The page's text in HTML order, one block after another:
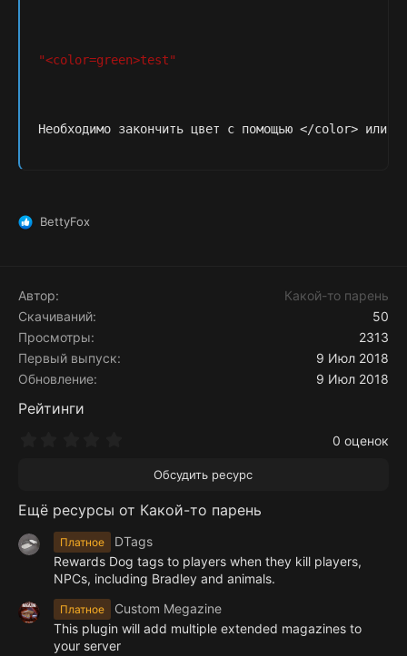
"<color=green>test"
Необходимо закончить цвет с помощью </color> или
Р
ц
и
:
BettyFox
Автор
Какой-то парень
Скачиваний
50
Просмотры
2313
Первый выпуск
9 Июл 2018
Обновление
9 Июл 2018
Рейтинги
в
з
д
0 оценок
Обсудить ресурс
Ещё ресурсы от Какой-то парень
Платное
DTags
Rewards Dog tags to players when they kill players,
NPCs, including Bradley and animals.
Платное
Custom Megazine
This plugin will add multiple extended magazines to
your server